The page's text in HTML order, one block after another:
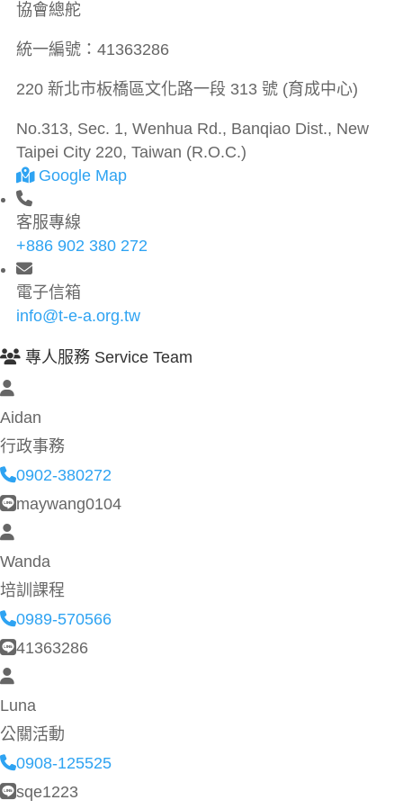
協會總舵
統一編號： 41363286
220 新北市板橋區文化路一段 313 號 (育成中心)
No.313, Sec. 1, Wenhua Rd., Banqiao Dist., New
Taipei City 220, Taiwan (R.O.C.)
Google Map
客服專線
+886 902 380 272
電子信箱
info@t-e-a.org.tw
專人服務 Service Team
Aidan
行政事務
0902-380272
maywang0104
Wanda
培訓課程
0989-570566
41363286
Luna
公關活動
0908-125525
sqe1223